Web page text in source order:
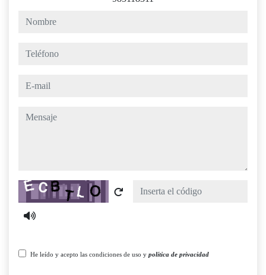
nombre
teléfono
e-mail
mensaje
Captcha
He leído y acepto las condiciones de uso y política de privacidad